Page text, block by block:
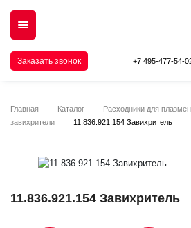
Заказать звонок +7 495-477-54-
Главная Каталог Расходники для
завихрители
11.836.921.154 Завихритель
11.836.921.154 Завихритель